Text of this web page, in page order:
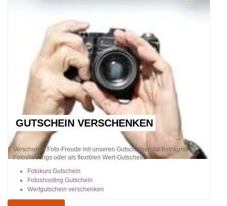
GUTSCHEIN VERSCHENKEN
Verschenke Foto-Freude mit unseren Gutscheinen für Fotokurse,
Fotoshootings oder als flexiblen Wert-Gutschein!
Fotokurs Gutschein
Fotoshooting Gutschein
Wertgutschein verschenken